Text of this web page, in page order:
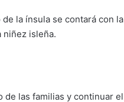
la ínsula se contará con la
niñez isleña.
de las familias y continuar el